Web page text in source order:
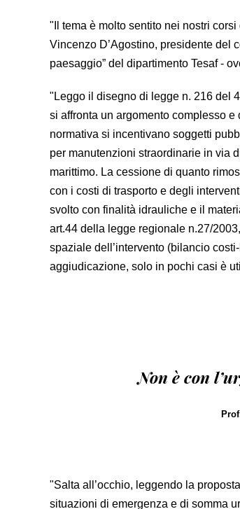
"Il tema è molto sentito nei nostri
Vincenzo D’Agostino, presidente del
paesaggio” del dipartimento Tesaf -
"Leggo il disegno di legge n. 216 del
si affronta un argomento complesso
normativa si incentivano soggetti
per manutenzioni straordinarie in via
marittimo. La cessione di quanto
con i costi di trasporto e degli
svolto con finalità idrauliche e il
art.44 della legge regionale n.27/
spaziale dell’intervento (bilancio
aggiudicazione, solo in pochi casi è
Non è con
"Salta all’occhio, leggendo la
situazioni di emergenza e di somma